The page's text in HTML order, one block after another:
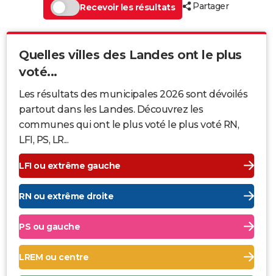
Recevoir les résultats
Partager
Quelles villes des Landes ont le plus
voté...
Les résultats des municipales 2026 sont dévoilés
partout dans les Landes. Découvrez les
communes qui ont le plus voté le plus voté RN,
LFI, PS, LR...
LFI ou extrême gauche
RN ou extrême droite
PS ou gauche
LREM ou centre